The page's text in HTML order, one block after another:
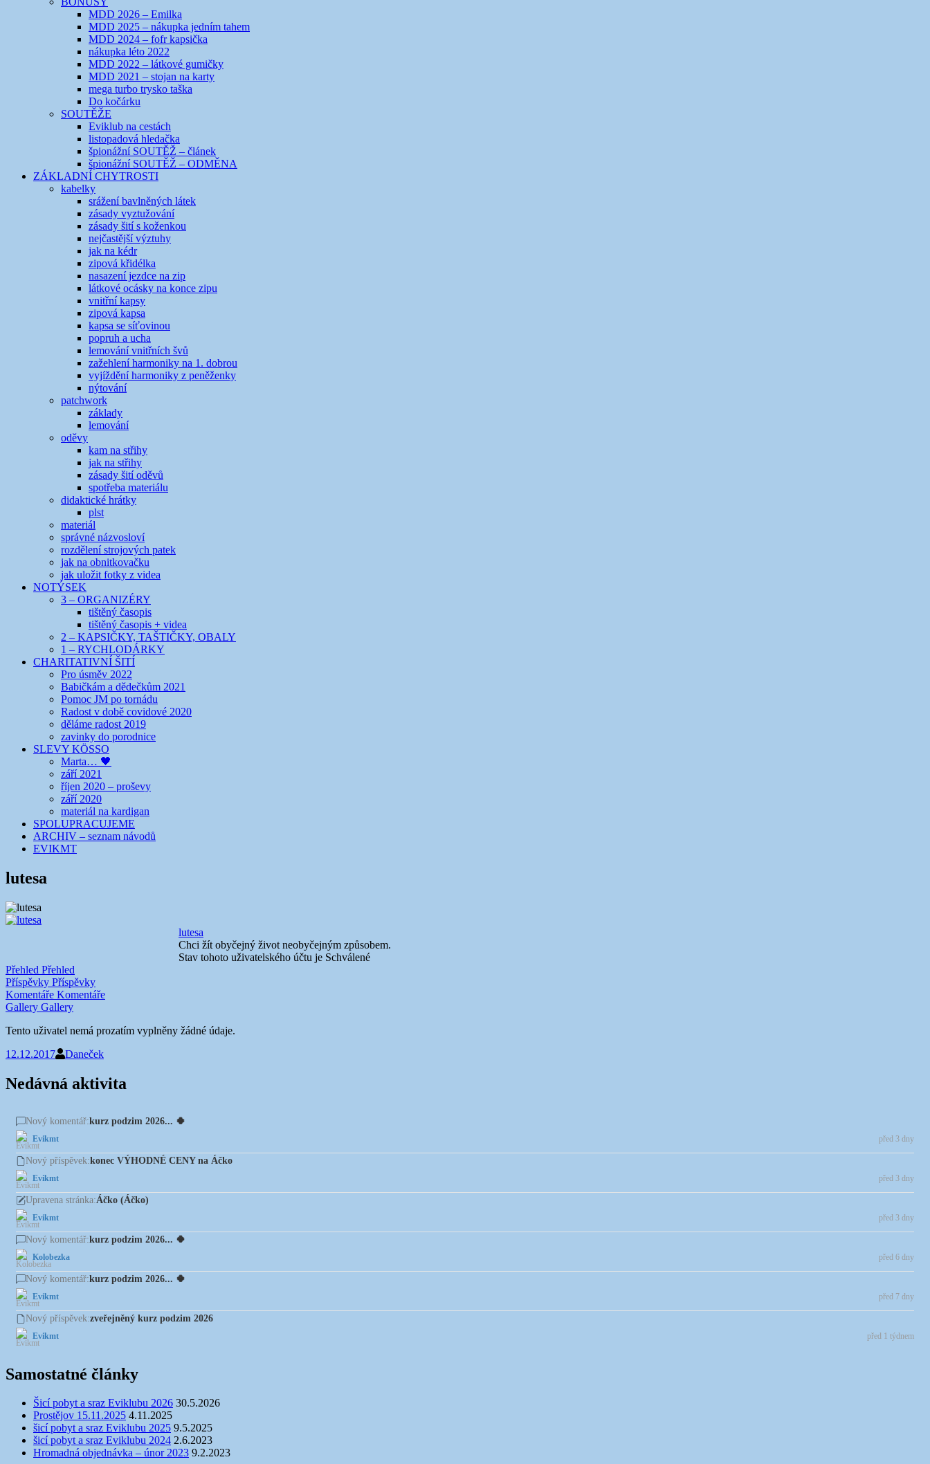
MDD 2026 – Emilka
MDD 2025 – nákupka jedním tahem
MDD 2024 – fofr kapsička
nákupka léto 2022
MDD 2022 – látkové gumičky
MDD 2021 – stojan na karty
mega turbo trysko taška
Do kočárku
SOUTĚŽE
Eviklub na cestách
listopadová hledačka
špionážní SOUTĚŽ – článek
špionážní SOUTĚŽ – ODMĚNA
ZÁKLADNÍ CHYTROSTI
kabelky
srážení bavlněných látek
zásady vyztužování
zásady šití s koženkou
nejčastější výztuhy
jak na kédr
zipová křidélka
nasazení jezdce na zip
látkové ocásky na konce zipu
vnitřní kapsy
zipová kapsa
kapsa se síťovinou
popruh a ucha
lemování vnitřních švů
zažehlení harmoniky na 1. dobrou
vyjíždění harmoniky z peněženky
nýtování
patchwork
základy
lemování
oděvy
kam na střihy
jak na střihy
zásady šití oděvů
spotřeba materiálu
didaktické hrátky
plst
materiál
správné názvosloví
rozdělení strojových patek
jak na obnitkovačku
jak uložit fotky z videa
NOTÝSEK
3 – ORGANIZÉRY
tištěný časopis
tištěný časopis + videa
2 – KAPSIČKY, TAŠTIČKY, OBALY
1 – RYCHLODÁRKY
CHARITATIVNÍ ŠITÍ
Pro úsměv 2022
Babičkám a dědečkům 2021
Pomoc JM po tornádu
Radost v době covidové 2020
děláme radost 2019
zavinky do porodnice
SLEVY KÖSSO
Marta… 🖤
září 2021
říjen 2020 – proševy
září 2020
materiál na kardigan
SPOLUPRACUJEME
ARCHIV – seznam návodů
EVIKMT
lutesa
lutesa
Chci žít obyčejný život neobyčejným způsobem.
Stav tohoto uživatelského účtu je Schválené
Přehled Přehled
Příspěvky Příspěvky
Komentáře Komentáře
Gallery Gallery
Tento uživatel nemá prozatím vyplněny žádné údaje.
12.12.2017
Daneček
Nedávná aktivita
Nový komentář:kurz podzim 2026... 🍀
Evikmt před 3 dny
Nový příspěvek:konec VÝHODNÉ CENY na Áčko
Evikmt před 3 dny
Upravena stránka:Áčko (Áčko)
Evikmt před 3 dny
Nový komentář:kurz podzim 2026... 🍀
Kolobezka před 6 dny
Nový komentář:kurz podzim 2026... 🍀
Evikmt před 7 dny
Nový příspěvek:zveřejněný kurz podzim 2026
Evikmt před 1 týdnem
Samostatné články
Šicí pobyt a sraz Eviklubu 2026 30.5.2026
Prostějov 15.11.2025 4.11.2025
šicí pobyt a sraz Eviklubu 2025 9.5.2025
šicí pobyt a sraz Eviklubu 2024 2.6.2023
Hromadná objednávka – únor 2023 9.2.2023